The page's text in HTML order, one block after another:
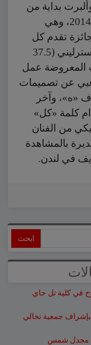
بداية من
11 ديسمبر وحتى 21 أبريل 2014، وهي
تقدم كل
سنتين قدرها 25 ألف جنيه إسترليني (37.5
المعروضة عمل
عن تصميمات
«ه»، وآخر
كلمة «كل»
من الفنان
بالمشاهدة
في لندن.
في كلية تل حاي
بإشراف جمعية نحالي
مجدل شمس